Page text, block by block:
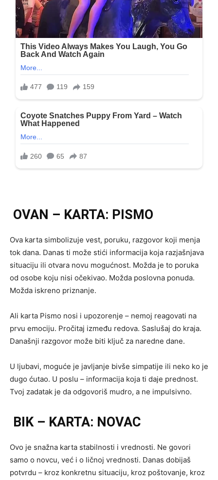
OVAN – KARTA: PISMO
Ova karta simbolizuje vest, poruku, razgovor koji menja
tok dana. Danas ti može stići informacija koja razjašnjava
situaciju ili otvara novu mogućnost. Možda je to poruka
od osobe koju nisi očekivao. Možda poslovna ponuda.
Možda iskreno priznanje.
Ali karta Pismo nosi i upozorenje – nemoj reagovati na
prvu emociju. Pročitaj između redova. Saslušaj do kraja.
Današnji razgovor može biti ključ za naredne dane.
U ljubavi, moguće je javljanje bivše simpatije ili neko ko je
dugo ćutao. U poslu – informacija koja ti daje prednost.
Tvoj zadatak je da odgovoriš mudro, a ne impulsivno.
BIK – KARTA: NOVAC
Ovo je snažna karta stabilnosti i vrednosti. Ne govori
samo o novcu, već i o ličnoj vrednosti. Danas dobijaš
potvrdu – kroz konkretnu situaciju, kroz poštovanje, kroz